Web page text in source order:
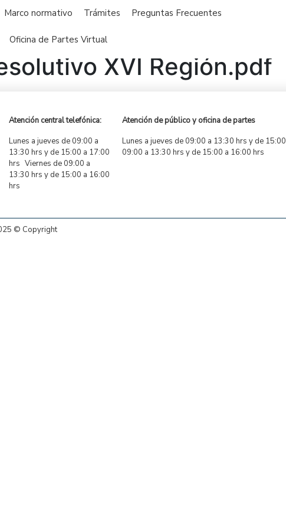
Marco normativo Trámites Preguntas Frecuentes
Oficina de Partes Virtual
XVI Región.pdf
Atención central telefónica:
Lunes a jueves de 09:00 a
13:30 hrs y de 15:00 a 17:00
hrs Viernes de 09:00 a
13:30 hrs y de 15:00 a 16:00
hrs
Atención de público y oficina de partes
Lunes a jueves de 09:00 a 13:30 hrs y de
09:00 a 13:30 hrs y de 15:00 a 16:00 hrs
© Copyright